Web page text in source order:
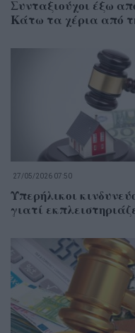
Συνταξιούχοι έξω
Κάτω τα χέρια από
27/05/2026 07:50
Υπερήλικοι
γιατί